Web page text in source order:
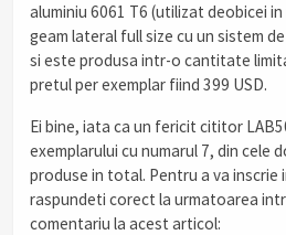
aluminiu 6061 T6 (utilizat deobicei
geam lateral full size cu un sistem
si este produsa intr-o cantitate
pretul per exemplar fiind 399 USD.
Ei bine, iata ca un fericit cititor
exemplarului cu numarul 7, din cele
produse in total. Pentru a va inscrie
raspundeti corect la urmatoarea
comentariu la acest articol: